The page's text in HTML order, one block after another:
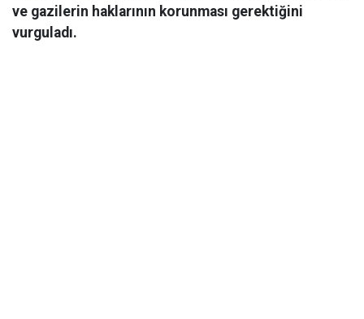
ve gazilerin haklarının korunması gerektiğini
vurguladı.